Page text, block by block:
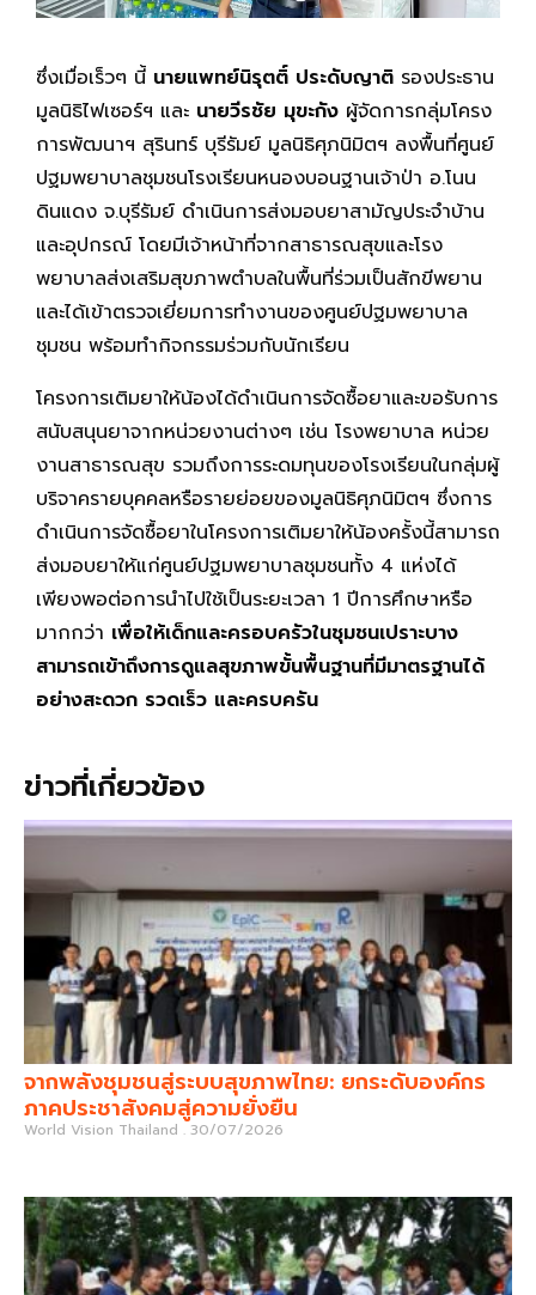
ซึ่งเมื่อเร็วๆ นี้ นายแพทย์นิรุตติ์ ประดับญาติ รองประธาน
มูลนิธิไฟเซอร์ฯ และ นายวีรชัย มุขะกัง ผู้จัดการกลุ่มโครง
การพัฒนาฯ สุรินทร์ บุรีรัมย์ มูลนิธิศุภนิมิตฯ ลงพื้นที่ศูนย์
ปฐมพยาบาลชุมชนโรงเรียนหนองบอนฐานเจ้าป่า อ.โนน
ดินแดง จ.บุรีรัมย์ ดำเนินการส่งมอบยาสามัญประจำบ้าน
และอุปกรณ์ โดยมีเจ้าหน้าที่จากสาธารณสุขและโรง
พยาบาลส่งเสริมสุขภาพตำบลในพื้นที่ร่วมเป็นสักขีพยาน
และได้เข้าตรวจเยี่ยมการทำงานของศูนย์ปฐมพยาบาล
ชุมชน พร้อมทำกิจกรรมร่วมกับนักเรียน
โครงการเติมยาให้น้องได้ดำเนินการจัดซื้อยาและขอรับการ
สนับสนุนยาจากหน่วยงานต่างๆ เช่น โรงพยาบาล หน่วย
งานสาธารณสุข รวมถึงการระดมทุนของโรงเรียนในกลุ่มผู้
บริจาครายบุคคลหรือรายย่อยของมูลนิธิศุภนิมิตฯ ซึ่งการ
ดำเนินการจัดซื้อยาในโครงการเติมยาให้น้องครั้งนี้สามารถ
ส่งมอบยาให้แก่ศูนย์ปฐมพยาบาลชุมชนทั้ง 4 แห่งได้
เพียงพอต่อการนำไปใช้เป็นระยะเวลา 1 ปีการศึกษาหรือ
มากกว่า เพื่อให้เด็กและครอบครัวในชุมชนเปราะบาง
สามารถเข้าถึงการดูแลสุขภาพขั้นพื้นฐานที่มีมาตรฐานได้
อย่างสะดวก รวดเร็ว และครบครัน
ข่าวที่เกี่ยวข้อง
จากพลังชุมชนสู่ระบบสุขภาพไทย: ยกระดับองค์กร
ภาคประชาสังคมสู่ความยั่งยืน
World Vision Thailand 30/07/2026